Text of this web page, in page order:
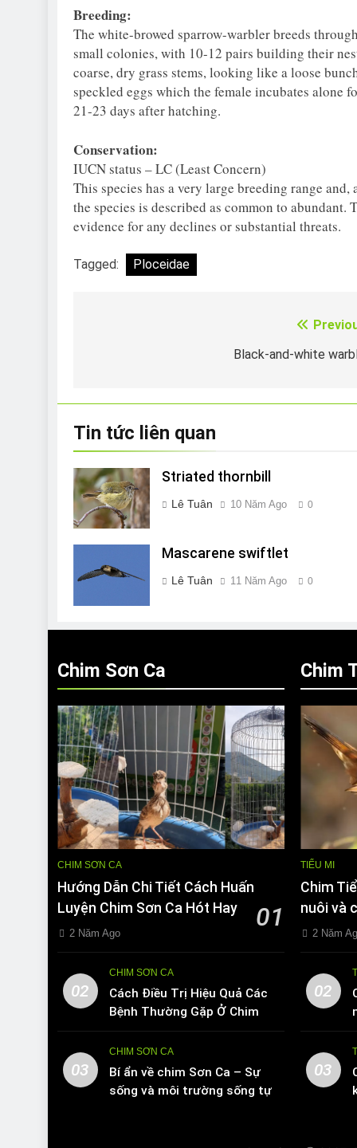
Breeding:
The white-browed sparrow-warbler breeds
small colonies, with 10-12 pairs building their
coarse, dry grass stems, looking like a loose
speckled eggs which the female incubates alone
21-23 days after hatching.
Conservation:
IUCN status – LC (Least Concern)
This species has a very large breeding range
the species is described as common to
evidence for any declines or substantial threats.
Tagged: Ploceidae
Black-and-white
Tin tức liên quan
Striated thornbill
Lê Tuân 10 Năm Ago 0
Mascarene swiftlet
Lê Tuân 11 Năm Ago 0
Chim Sơn Ca
CHIM SƠN CA
Hướng Dẫn Chi Tiết Cách Huấn
Luyện Chim Sơn Ca Hót Hay
01
2 Năm Ago
02
CHIM SƠN CA
Cách Điều Trị Hiệu Quả Các
Bệnh Thường Gặp Ở Chim
Sơn Ca
03
CHIM SƠN CA
Bí ẩn về chim Sơn Ca – Sự
sống và môi trường sống tự
Chim
TIỂU MI
Chim
nuôi và
2 Năm
02
03